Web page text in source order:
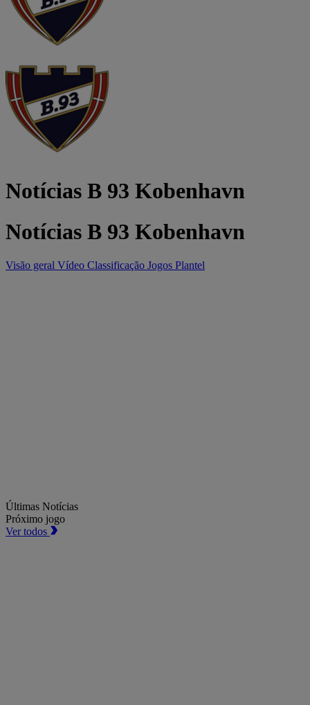
Notícias B 93 Kobenhavn
Notícias B 93 Kobenhavn
Visão geral Vídeo Classificação Jogos Plantel
Últimas Notícias
Próximo jogo
Ver todos